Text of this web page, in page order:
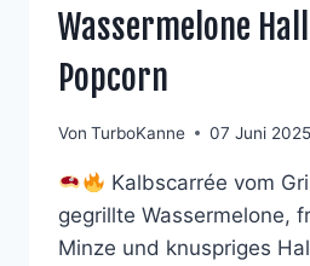
Wassermelone
Popcorn
Von TurboKanne 07 Juni 2025
Kalbscarrée vom
gegrillte Wassermelone,
Minze und knuspriges